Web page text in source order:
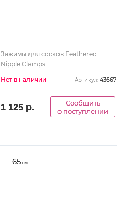
Зажимы для сосков Feathered
Nipple Clamps
Нет в наличии
Артикул: 43667
1 125 р.
Сообщить
о поступлении
65см